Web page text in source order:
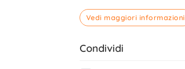
Vedi maggiori informazioni
Condividi